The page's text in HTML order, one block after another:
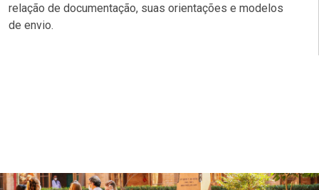
relação de documentação, suas orientações e modelos
de envio.